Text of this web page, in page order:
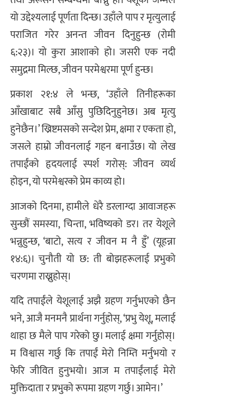
यो उद्देश्यलाई पूर्णता दिन्छ। उहाँले पाप र मृत्युलाई
पराजित गरेर अनन्त जीवन दिनुहुन्छ (रोमी
६:२३)। यो कुरा आशाको हो। जसरी एक नदी
समुद्रमा मिल्छ, जीवन परमेश्वरमा पूर्ण हुन्छ।
प्रकाश २१:४ ले भन्छ, ‘उहाँले तिनीहरूका
आँखाबाट सबै आँसु पुछिदिनुहुनेछ। अब मृत्यु
हुनेछैन।’ ख्रिष्टमसको सन्देश प्रेम, क्षमा र एकता हो,
जसले हाम्रो जीवनलाई गहन बनाउँछ। यो लेख
तपाईंको हृदयलाई स्पर्श गरोस्: जीवन व्यर्थ
होइन, यो परमेश्वरको प्रेम काव्य हो।
आजको दिनमा, हामीले धेरै डरलाग्दा आवाजहरू
सुन्छौं समस्या, चिन्ता, भविष्यको डर। तर येशूले
भन्नुहुन्छ, ‘बाटो, सत्य र जीवन म नै हुँ’ (यूहन्ना
१४:६)। चुनौती यो छ: ती बोझहरूलाई प्रभुको
चरणमा राख्नुहोस्।
यदि तपाईंले येशूलाई अझै ग्रहण गर्नुभएको छैन
भने, आजै मनमनै प्रार्थना गर्नुहोस्, ‘प्रभु येशू, मलाई
थाहा छ मैले पाप गरेको छु। मलाई क्षमा गर्नुहोस्।
म विश्वास गर्छु कि तपाईं मेरो निम्ति मर्नुभयो र
फेरि जीवित हुनुभयो। आज म तपाईंलाई मेरो
मुक्तिदाता र प्रभुको रूपमा ग्रहण गर्छु। आमेन।’